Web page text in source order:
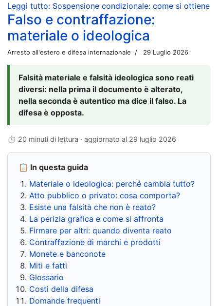
Leggi tutto: Sospensione condizionale: come si ottiene
Falso e contraffazione:
materiale o ideologica
Arresto all'estero e difesa internazionale 29 Luglio 2026
Falsità materiale e falsità ideologica sono reati
diversi: nella prima il documento è alterato,
nella seconda è autentico ma dice il falso. La
difesa è opposta.
⏱ 20 minuti di lettura · aggiornato al 29 luglio 2026
📋 In questa guida
Materiale o ideologica: perché cambia tutto?
Atto pubblico o privato: cosa comporta?
Esiste una falsità che non è reato?
La perizia grafica e come si affronta
Firmare per altri: quando diventa reato
Contraffazione di marchi e prodotti
Monete e banconote
Miti e fatti
Glossario
Costi della difesa
Domande frequenti